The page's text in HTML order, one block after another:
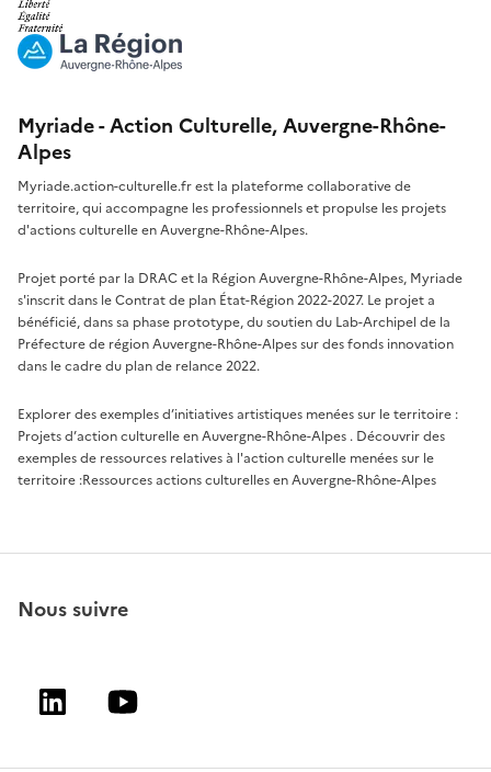
Myriade - Action Culturelle, Auvergne-Rhône-
Alpes
Myriade.action-culturelle.fr est la plateforme collaborative de
territoire, qui accompagne les professionnels et propulse les projets
d'actions culturelle en Auvergne-Rhône-Alpes.
Projet porté par la DRAC et la Région Auvergne-Rhône-Alpes, Myriade
s'inscrit dans le Contrat de plan État-Région 2022-2027. Le projet a
bénéficié, dans sa phase prototype, du soutien du Lab-Archipel de la
Préfecture de région Auvergne-Rhône-Alpes sur des fonds innovation
dans le cadre du plan de relance 2022.
Explorer des exemples d’initiatives artistiques menées sur le territoire :
Projets d’action culturelle en Auvergne-Rhône-Alpes . Découvrir des
exemples de ressources relatives à l'action culturelle menées sur le
territoire :Ressources actions culturelles en Auvergne-Rhône-Alpes
Nous suivre
LinkedinYoutube